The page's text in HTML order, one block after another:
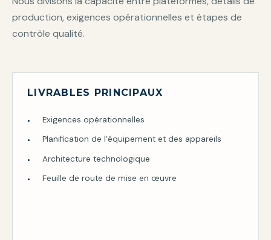
production, exigences opérationnelles et étapes de
contrôle qualité.
LIVRABLES PRINCIPAUX
Exigences opérationnelles
Planification de l’équipement et des appareils
Architecture technologique
Feuille de route de mise en œuvre